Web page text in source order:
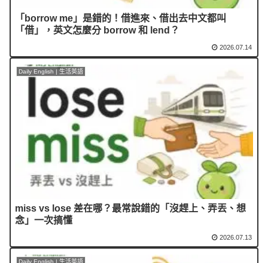
「borrow me」是錯的！借進來、借出去中文都叫
「借」，英文怎麼分 borrow 和 lend？
2026.07.14
Daily English | 生活英語
miss vs lose 差在哪？最常說錯的「沒趕上、弄丟、想
念」一次搞懂
2026.07.13
Daily English | 生活英語